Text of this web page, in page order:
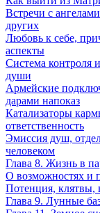
Встречи с
других
Любовь к себе,
аспекты
Система контроля
души
Армейские
дарами напоказ
Катализаторы
ответственность
Эмиссия душ,
человеком
Глава 8. Жизнь в
О возможностях и
Потенция, клятвы,
Глава 9. Лунные